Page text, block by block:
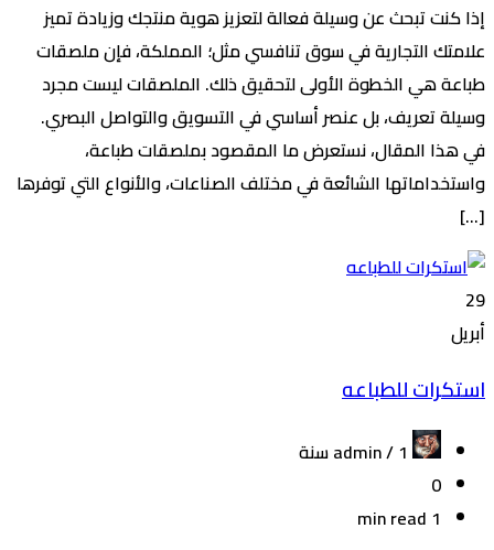
إذا كنت تبحث عن وسيلة فعالة لتعزيز هوية منتجك وزيادة تميز
علامتك التجارية في سوق تنافسي مثل؛ المملكة، فإن ملصقات
طباعة هي الخطوة الأولى لتحقيق ذلك. الملصقات ليست مجرد
وسيلة تعريف، بل عنصر أساسي في التسويق والتواصل البصري.
في هذا المقال، نستعرض ما المقصود بملصقات طباعة،
واستخداماتها الشائعة في مختلف الصناعات، والأنواع التي توفرها
[…]
29
أبريل
استكرات للطباعه
1 سنة
0
1 min read